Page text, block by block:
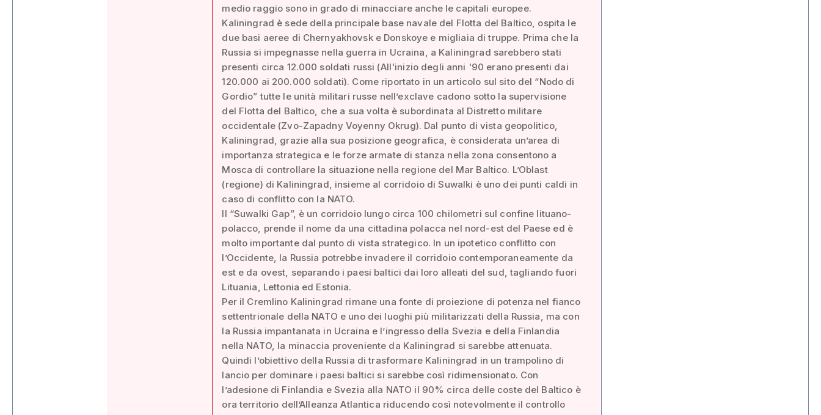
medio raggio sono in grado di minacciare anche le capitali europee.
Kaliningrad è sede della principale base navale del Flotta del Baltico, ospita le
due basi aeree di Chernyakhovsk e Donskoye e migliaia di truppe. Prima che la
Russia si impegnasse nella guerra in Ucraina, a Kaliningrad sarebbero stati
presenti circa 12.000 soldati russi (All'inizio degli anni '90 erano presenti dai
120.000 ai 200.000 soldati). Come riportato in un articolo sul sito del “Nodo di
Gordio” tutte le unità militari russe nell’exclave cadono sotto la supervisione
del Flotta del Baltico, che a sua volta è subordinata al Distretto militare
occidentale (Zvo-Zapadny Voyenny Okrug). Dal punto di vista geopolitico,
Kaliningrad, grazie alla sua posizione geografica, è considerata un’area di
importanza strategica e le forze armate di stanza nella zona consentono a
Mosca di controllare la situazione nella regione del Mar Baltico. L’Oblast
(regione) di Kaliningrad, insieme al corridoio di Suwalki è uno dei punti caldi in
caso di conflitto con la NATO.
Il “Suwalki Gap”, è un corridoio lungo circa 100 chilometri sul confine lituano-
polacco, prende il nome da una cittadina polacca nel nord-est del Paese ed è
molto importante dal punto di vista strategico. In un ipotetico conflitto con
l’Occidente, la Russia potrebbe invadere il corridoio contemporaneamente da
est e da ovest, separando i paesi baltici dai loro alleati del sud, tagliando fuori
Lituania, Lettonia ed Estonia.
Per il Cremlino Kaliningrad rimane una fonte di proiezione di potenza nel fianco
settentrionale della NATO e uno dei luoghi più militarizzati della Russia, ma con
la Russia impantanata in Ucraina e l’ingresso della Svezia e della Finlandia
nella NATO, la minaccia proveniente da Kaliningrad si sarebbe attenuata.
Quindi l’obiettivo della Russia di trasformare Kaliningrad in un trampolino di
lancio per dominare i paesi baltici si sarebbe così ridimensionato. Con
l’adesione di Finlandia e Svezia alla NATO il 90% circa delle coste del Baltico è
ora territorio dell’Alleanza Atlantica riducendo così notevolmente il controllo